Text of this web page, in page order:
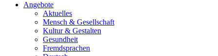
Angebote
Aktuelles
Mensch & Gesellschaft
Kultur & Gestalten
Gesundheit
Fremdsprachen